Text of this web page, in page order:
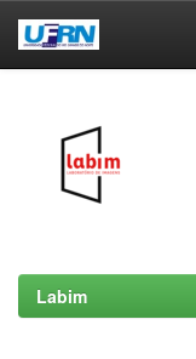
Labim